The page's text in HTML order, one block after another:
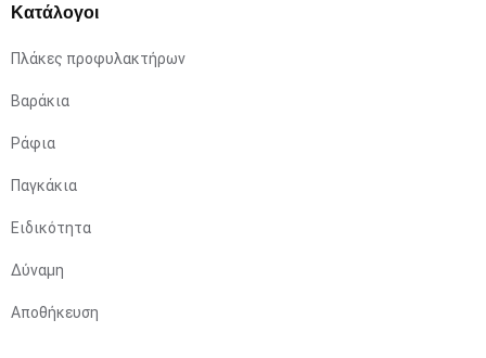
Κατάλογοι
Πλάκες προφυλακτήρων
Βαράκια
Ράφια
Παγκάκια
Ειδικότητα
Δύναμη
Αποθήκευση